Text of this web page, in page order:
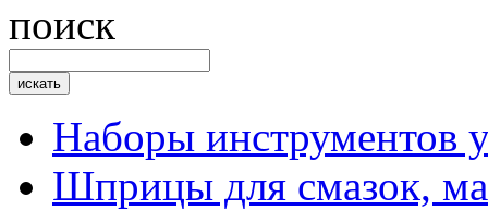
поиск
Наборы инструментов
Шприцы для смазок,